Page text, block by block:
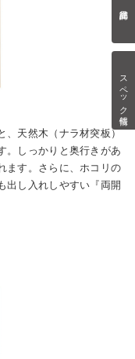
スペック情報
、天然木（ナラ材突板）
。しっかりと奥行きがあ
ます。さらに、ホコリの
出し入れしやすい『両開